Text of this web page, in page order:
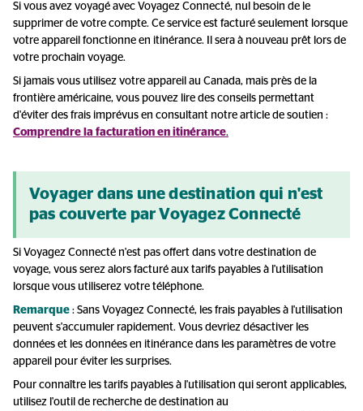
Si vous avez voyagé avec Voyagez Connecté, nul besoin de le
supprimer de votre compte. Ce service est facturé seulement lorsque
votre appareil fonctionne en itinérance. Il sera à nouveau prêt lors de
votre prochain voyage.
Si jamais vous utilisez votre appareil au Canada, mais près de la
frontière américaine, vous pouvez lire des conseils permettant
d'éviter des frais imprévus en consultant notre article de soutien :
Comprendre la facturation en itinérance.
Voyager dans une destination qui n'est
pas couverte par Voyagez Connecté
Si Voyagez Connecté n'est pas offert dans votre destination de
voyage, vous serez alors facturé aux tarifs payables à l'utilisation
lorsque vous utiliserez votre téléphone.
Remarque : Sans Voyagez Connecté, les frais payables à l'utilisation
peuvent s'accumuler rapidement. Vous devriez désactiver les
données et les données en itinérance dans les paramètres de votre
appareil pour éviter les surprises.
Pour connaître les tarifs payables à l'utilisation qui seront applicables,
utilisez l'outil de recherche de destination au